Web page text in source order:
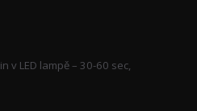
v LED lampě – 30-60 sec,